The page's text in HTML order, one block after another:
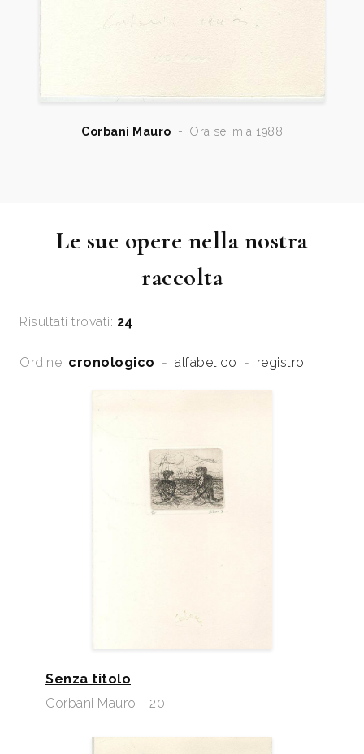
Corbani Mauro - Ora sei mia 1988
Le sue opere nella nostra
raccolta
Risultati trovati: 24
Ordine: cronologico - alfabetico - registro
Senza titolo
Corbani Mauro - 20